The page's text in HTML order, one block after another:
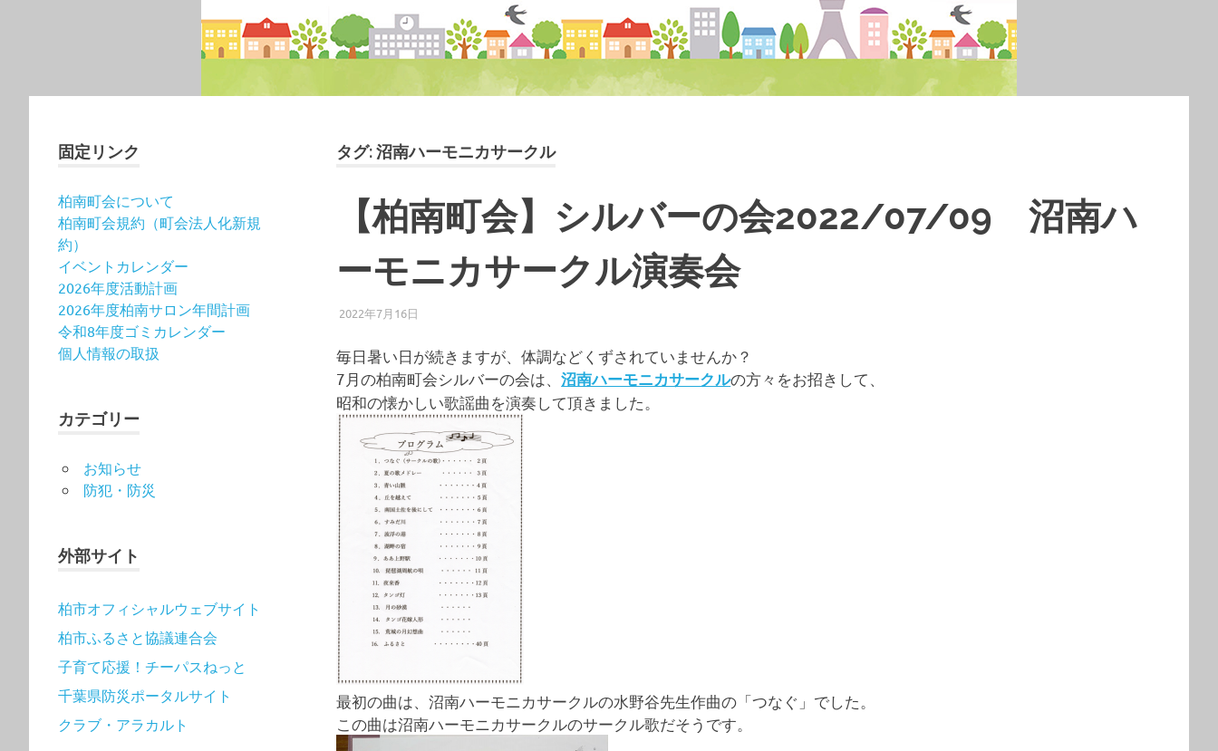
タグ:沼南ハーモニカサークル
【柏南町会】シルバーの会2022/07/09 沼南ハ
ーモニカサークル演奏会
2022年7月16日
毎日暑い日が続きますが、体調などくずされていませんか？
7月の柏南町会シルバーの会は、沼南ハーモニカサークルの方々をお招きして、
昭和の懐かしい歌謡曲を演奏して頂きました。
最初の曲は、沼南ハーモニカサークルの水野谷先生作曲の「つなぐ」でした。
この曲は沼南ハーモニカサークルのサークル歌だそうです。
固定リンク
柏南町会について
柏南町会規約（町会法人化新規
約）
イベントカレンダー
2026年度活動計画
2026年度柏南サロン年間計画
令和8年度ゴミカレンダー
個人情報の取扱
カテゴリー
お知らせ
防犯・防災
外部サイト
柏市オフィシャルウェブサイト
柏市ふるさと協議連合会
子育て応援！チーパスねっと
千葉県防災ポータルサイト
クラブ・アラカルト